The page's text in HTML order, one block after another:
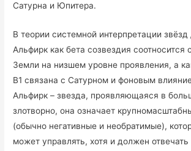
Сатурна и Юпитера.
В теории системной интерпретации звёзд
Альфирк как бета созвездия соотносится
Земли на низшем уровне проявления, а
В1 связана с Сатурном и фоновым
Альфирк – звезда, проявляющаяся в
злотворно, она означает
(обычно негативные и необратимые),
может управлять, хотя и должен отвечать